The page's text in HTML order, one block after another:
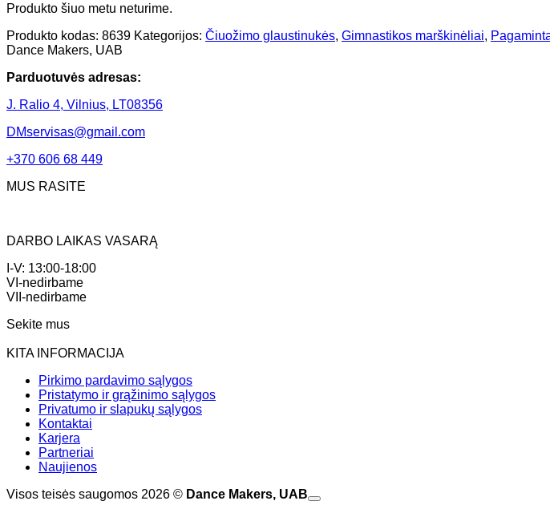
Produkto šiuo metu neturime.
Produkto kodas: 8639 Kategorijos: Čiuožimo glaustinukės, Gimnastikos marškinėliai,
Dance Makers, UAB
Parduotuvės adresas:
J. Ralio 4, Vilnius, LT08356
DMservisas@gmail.com
+370 606 68 449
MUS RASITE
DARBO LAIKAS VASARĄ
I-V: 13:00-18:00
VI-nedirbame
VII-nedirbame
Sekite mus
KITA INFORMACIJA
Pirkimo pardavimo sąlygos
Pristatymo ir grąžinimo sąlygos
Privatumo ir slapukų sąlygos
Kontaktai
Karjera
Partneriai
Naujienos
Visos teisės saugomos 2026 © Dance Makers, UAB